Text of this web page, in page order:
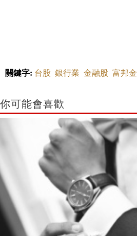
關鍵字: 台股 銀行業 金融股 富邦金
你可能會喜歡